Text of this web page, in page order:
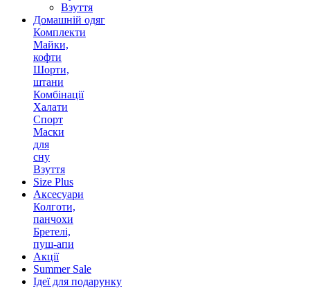
Взуття
Домашній одяг
Комплекти
Майки,
кофти
Шорти,
штани
Комбінації
Халати
Спорт
Маски
для
сну
Взуття
Size Plus
Аксесуари
Колготи,
панчохи
Бретелі,
пуш-апи
Акції
Summer Sale
Ідеї для подарунку